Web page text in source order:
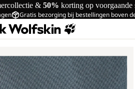
& 50% korting op voorgaande
Gratis bezorging bij bestellingen boven